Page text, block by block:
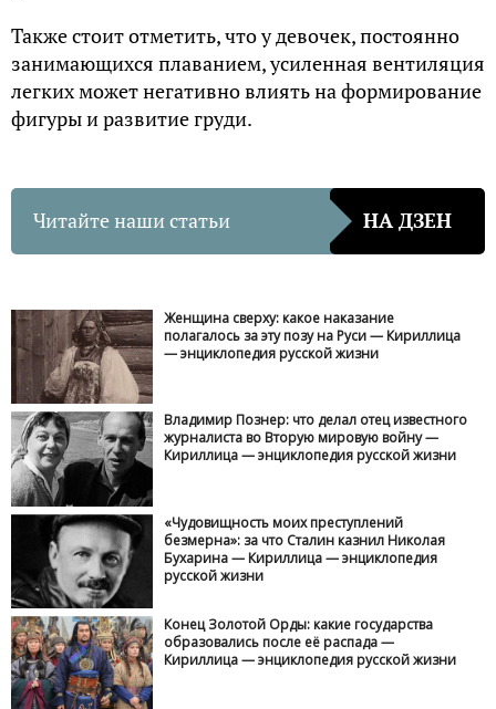
Также стоит отметить, что у девочек, постоянно
занимающихся плаванием, усиленная вентиляция
легких может негативно влиять на формирование
фигуры и развитие груди.
Читайте наши статьи НА ДЗЕН
Женщина сверху: какое наказание
полагалось за эту позу на Руси — Кириллица
— энциклопедия русской жизни
Владимир Познер: что делал отец известного
журналиста во Вторую мировую войну —
Кириллица — энциклопедия русской жизни
«Чудовищность моих преступлений
безмерна»: за что Сталин казнил Николая
Бухарина — Кириллица — энциклопедия
русской жизни
Конец Золотой Орды: какие государства
образовались после её распада —
Кириллица — энциклопедия русской жизни